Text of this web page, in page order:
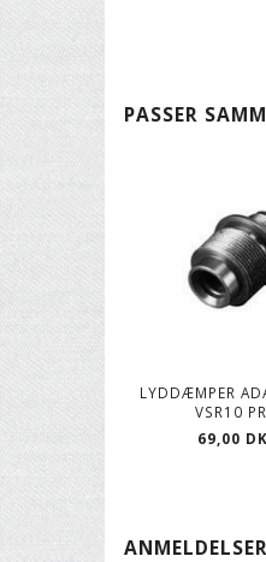
PASSER
LYDDÆMPER
VSR10
69,00
ANMELDELSER